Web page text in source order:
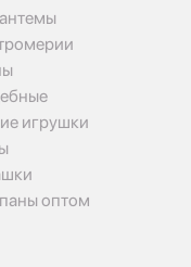
игрушки
оптом